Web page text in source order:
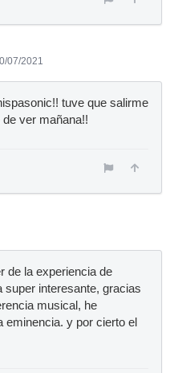
07/2021
tuve que salirme
ver mañana!!
de la experiencia de
super interesante, gracias
musical, he
y por cierto el